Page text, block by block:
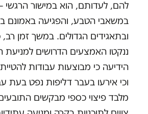
להם, לעדותם, הוא במישור הרגשי
במשאבי הטבע, והפגיעה באמונם
ובתאגידים הגדולים. במשך זמן
ננקטו האמצעים הדרושים למניעת
הידיעה כי מבוצעות עבודות
וכי אירעו בעבר דליפות נפט בעת
מלבד פיצוי כספי מבקשים התובעים